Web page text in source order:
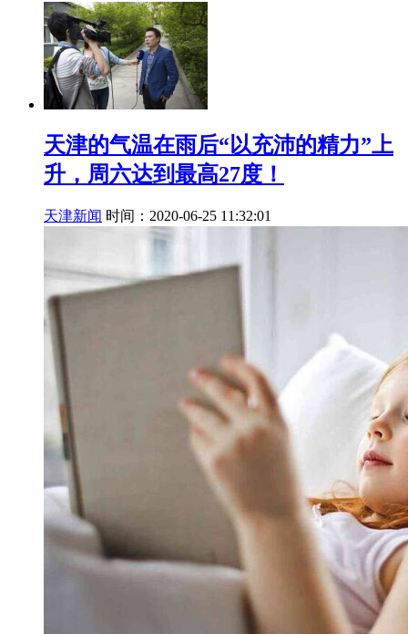
天津的气温在雨后“以充沛的精力”上
升，周六达到最高27度！
天津新闻 时间：2020-06-25 11:32:01